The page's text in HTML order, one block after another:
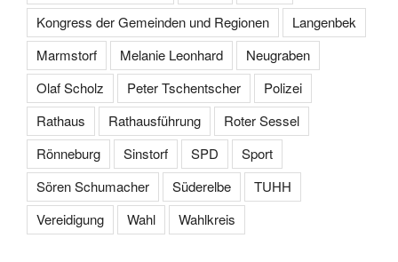
Kongress der Gemeinden und Regionen
Langenbek
Marmstorf
Melanie Leonhard
Neugraben
Olaf Scholz
Peter Tschentscher
Polizei
Rathaus
Rathausführung
Roter Sessel
Rönneburg
Sinstorf SPD
Sport
Sören Schumacher
Süderelbe
TUHH
Vereidigung
Wahl Wahlkreis